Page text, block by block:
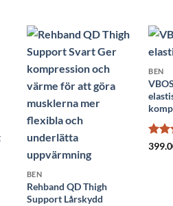
BEN
Rehband QD Thigh
Support Lårskydd
BEN